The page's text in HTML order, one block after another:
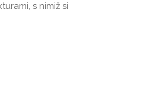
s nimiž si